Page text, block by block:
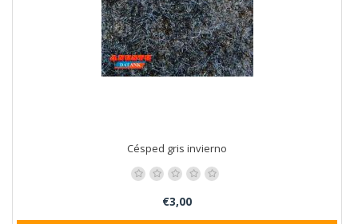
Césped gris invierno
€3,00